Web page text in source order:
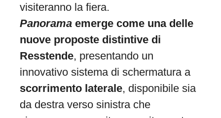
visiteranno la fiera.
Panorama emerge come una delle
nuove proposte distintive di
Resstende, presentando un
innovativo sistema di schermatura a
scorrimento laterale, disponibile sia
da destra verso sinistra che